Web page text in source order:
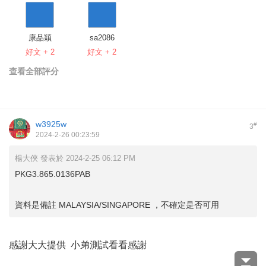
康品穎
好文 + 2
sa2086
好文 + 2
查看全部評分
3#
w3925w
2024-2-26 00:23:59
楊大俠 發表於 2024-2-25 06:12 PM
PKG3.865.0136PAB
資料是備註 MALAYSIA/SINGAPORE ，不確定是否可用
感謝大大提供 小弟測試看看感謝